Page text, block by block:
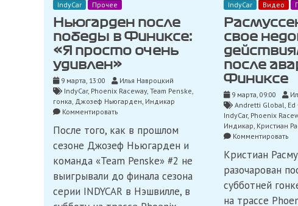
IndyCar Прочее
Ньюгарден после
победы в Финиксе:
«Я просто очень
удивлен»
9 марта, 13:00
Илья Навроцкий
IndyCar, Phoenix Raceway, Team Penske,
гонка, Джозеф Ньюгарден, Индикар
Комментироватьon
после
победы
в
Финиксе:
«Я
просто
очень
После того, как в прошлом
сезоне Джозеф Ньюгарден и
команда «Team Penske» #2 не
выигрывали до финала сезона
серии INDYCAR в Нэшвилле, в
IndyCar Видео
свое
после
Финиксе
9 марта, 09:00
Andretti Global,
IndyCar, Phoenix
Индикар, Кристиан
Комментироватьon
Кристиан
разочарован
субботней
на трассе